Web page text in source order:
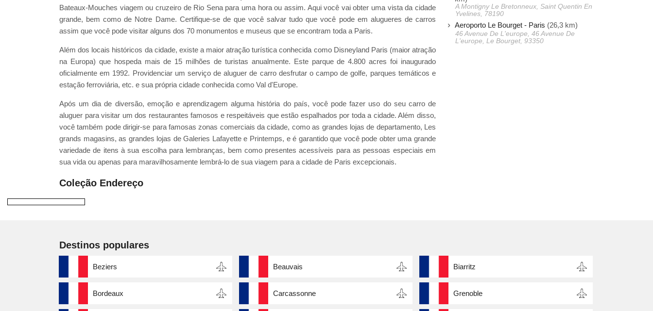
Bateaux-Mouches viagem ou cruzeiro de Rio Sena para uma hora ou assim. Aqui você vai obter uma vista da cidade
grande, bem como de Notre Dame. Certifique-se de que você salvar tudo que você pode em alugueres de carros
assim que você pode visitar alguns dos 70 monumentos e museus que se encontram toda a Paris.
Além dos locais históricos da cidade, existe a maior atração turística conhecida como Disneyland Paris (maior atração
na Europa) que hospeda mais de 15 milhões de turistas anualmente. Este parque de 4.800 acres foi inaugurado
oficialmente em 1992. Providenciar um serviço de aluguer de carro desfrutar o campo de golfe, parques temáticos e
estação ferroviária, etc. e sua própria cidade conhecida como Val d'Europe.
Após um dia de diversão, emoção e aprendizagem alguma história do país, você pode fazer uso do seu carro de
aluguer para visitar um dos restaurantes famosos e respeitáveis que estão espalhados por toda a cidade. Além disso,
você também pode dirigir-se para famosas zonas comerciais da cidade, como as grandes lojas de departamento, Les
grands magasins, as grandes lojas de Galeries Lafayette e Printemps, e é garantido que você pode obter uma grande
variedade de itens à sua escolha para lembranças, bem como presentes acessíveis para as pessoas especiais em
sua vida ou apenas para maravilhosamente lembrá-lo de sua viagem para a cidade de Paris excepcionais.
Coleção Endereço
A Montigny Le Bretonneux, Saint Quentin En
Yvelines, 78190
Aeroporto Le Bourget - Paris (26,3 km)
46 Avenue De L'europe, 46 Avenue De
L'europe, Le Bourget, 93350
Destinos populares
Beziers Beauvais Biarritz
Bordeaux Carcassonne Grenoble